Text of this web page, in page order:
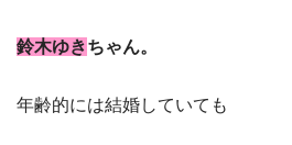
鈴木ゆきちゃん。
年齢的には結婚していても